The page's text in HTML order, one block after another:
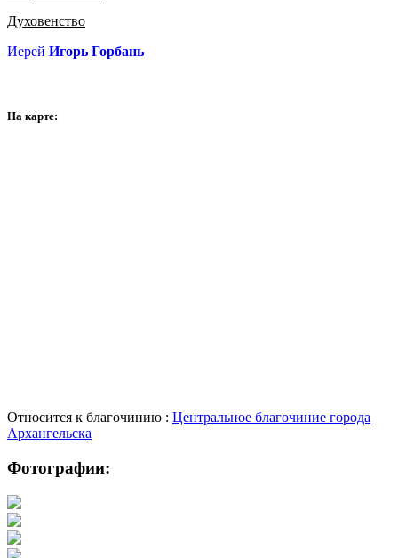
Духовенство
Иерей Игорь Горбань
На карте:
Относится к благочинию : Центральное благочиние города
Архангельска
Фотографии: